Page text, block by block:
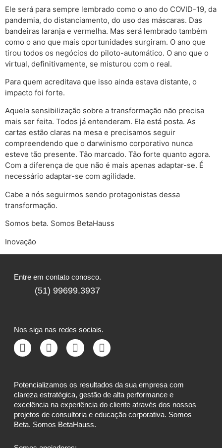
Ele será para sempre lembrado como o ano do COVID-19, da
pandemia, do distanciamento, do uso das máscaras. Das
bandeiras laranja e vermelha. Mas será lembrado também
como o ano que mais oportunidades surgiram. O ano que
tirou todos os negócios do piloto-automático. O ano que o
virtual, definitivamente, se misturou com o real.
Para quem acreditava que isso ainda estava distante, o
impacto foi forte.
Aquela sensibilização sobre a transformação não precisa
mais ser feita. Todos já entenderam. Ela está posta. As
cartas estão claras na mesa e precisamos seguir
compreendendo que o darwinismo corporativo nunca
esteve tão presente. Tão marcado. Tão forte quanto agora.
Com a diferença de que não é mais apenas adaptar-se. É
necessário adaptar-se com agilidade.
Cabe a nós seguirmos sendo protagonistas dessa
transformação.
Somos beta. Somos BetaHauss
Inovação
Entre em contato conosco.
(51) 99699.3937
Nos siga nas redes sociais.
Potencializamos os resultados da sua empresa com
clareza estratégica, gestão de alta performance e
excelência na experiência do cliente através dos nossos
projetos de consultoria e educação corporativa. Somos
Beta. Somos BetaHauss.